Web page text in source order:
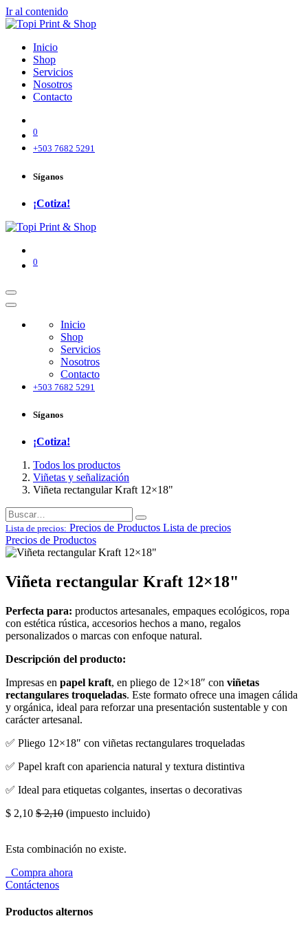
Ir al contenido
Inicio
Shop
Servicios
Nosotros
Contacto
0
+503 7682 5291
Síganos
¡Cotiza!
0
Inicio
Shop
Servicios
Nosotros
Contacto
+503 7682 5291
Síganos
¡Cotiza!
Todos los productos
Viñetas y señalización
Viñeta rectangular Kraft 12×18"
Lista de precios: Precios de Productos Lista de precios
Precios de Productos
Viñeta rectangular Kraft 12×18"
Perfecta para: productos artesanales, empaques ecológicos, ropa
con estética rústica, accesorios hechos a mano, regalos
personalizados o marcas con enfoque natural.
Descripción del producto:
Impresas en papel kraft, en pliego de 12×18″ con viñetas
rectangulares troqueladas. Este formato ofrece una imagen cálida
y orgánica, ideal para reforzar una presentación sustentable y con
carácter artesanal.
✅ Pliego 12×18″ con viñetas rectangulares troqueladas
✅ Papel kraft con apariencia natural y textura distintiva
✅ Ideal para etiquetas colgantes, insertas o decorativas
$ 2,10 $2,10 (impuesto incluido)
Esta combinación no existe.
Compra ahora
Contáctenos
Productos alternos